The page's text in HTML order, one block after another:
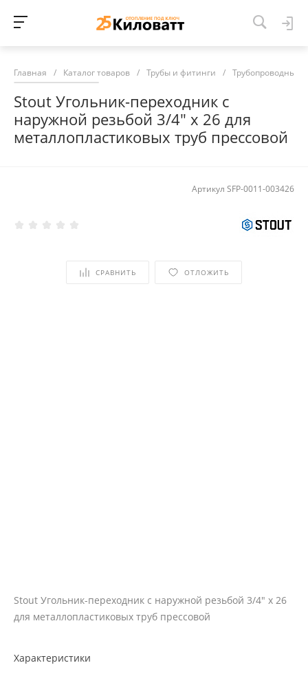
Главная / Каталог товаров / Трубы и фитинги / Трубопроводные
Stout Угольник-переходник с
наружной резьбой 3/4" х 26 для
металлопластиковых труб прессовой
Артикул SFP-0011-003426
СРАВНИТЬ ОТЛОЖИТЬ
Stout Угольник-переходник с наружной резьбой 3/4" х 26
для металлопластиковых труб прессовой
Характеристики